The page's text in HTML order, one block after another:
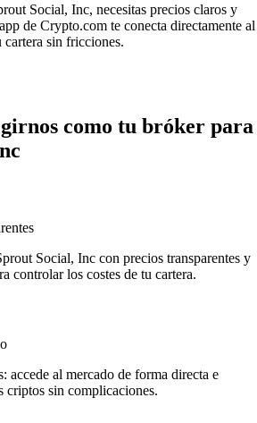
Social, Inc, necesitas precios claros y
de Crypto.com te conecta directamente al
cartera sin fricciones.
como tu bróker para
Social, Inc con precios transparentes y
controlar los costes de tu cartera.
accede al mercado de forma directa e
criptos sin complicaciones.